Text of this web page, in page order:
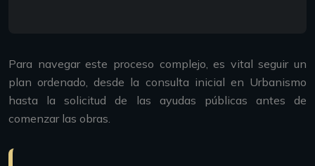
Para navegar este proceso complejo, es vital seguir un
plan ordenado, desde la consulta inicial en Urbanismo
hasta la solicitud de las ayudas públicas antes de
comenzar las obras.